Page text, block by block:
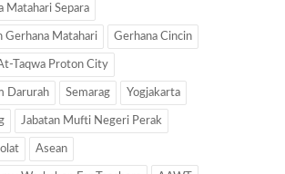
Matahari Separa
Gerhana Matahari Gerhana Cincin
Taqwa Proton City
Darurah Semarag Yogjakarta
Jabatan Mufti Negeri Perak
Asean